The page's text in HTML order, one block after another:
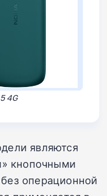
4G
являются
кнопочными
операционной